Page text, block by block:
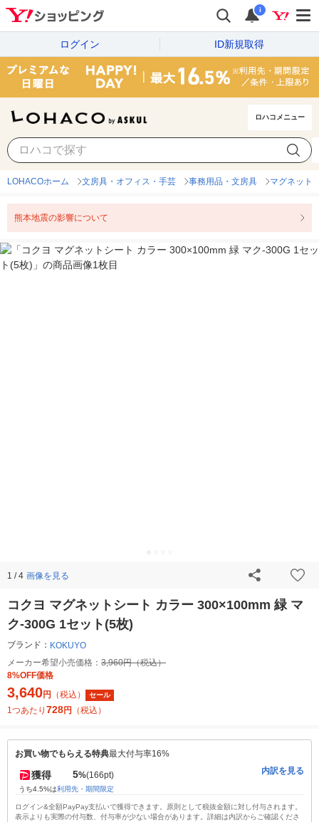
i
ログイン ID新規取得
ロハコメニュー
LOHACOホーム 文房具・オフィス・手芸 事務用品・文房具 マグネット
熊本地震の影響について
1 / 4 画像を見る
コクヨ マグネットシート カラー 300×100mm 緑 マ
ク-300G 1セット(5枚)
ブランド： KOKUYO
メーカー希望小売価格： 3,960円（税込）
8%OFF価格
3,640円 （税込） セール
1つあたり 728円 （税込）
お買い物でもらえる特典最大付与率16%
獲得 5%(166pt)
うち4.5%は利用先・期間限定
内訳を見る
ログイン&全額PayPay支払いで獲得できます。原則として税抜金額に対し付与されます。
表示よりも実際の付与数、付与率が少ない場合があります。詳細は内訳からご確認くださ